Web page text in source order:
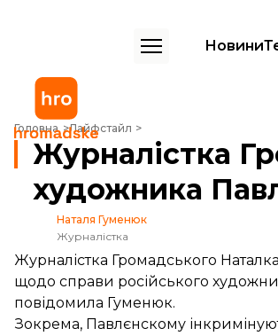
Новини
Головна Лайфстайл
Журналістка Громадського свідчила у справі
Журналістка
художника
Наталя Гуменюк
Журналістка
Журналістка Громадського
щодо справи російського
повідомила Гуменюк.
Зокрема, Павлєнскому